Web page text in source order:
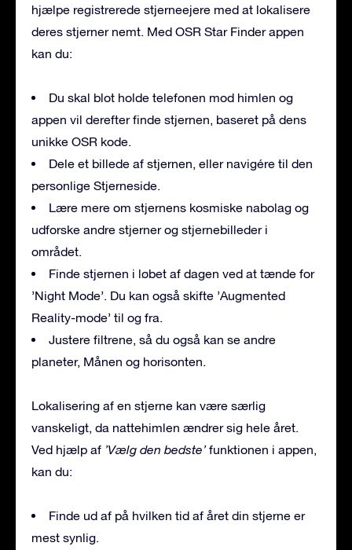
hjælpe registrerede stjerneejere med at lokalisere
deres stjerner nemt. Med OSR Star Finder appen
kan du:
Du skal blot holde telefonen mod himlen og
appen vil derefter finde stjernen, baseret på dens
unikke OSR kode.
Dele et billede af stjernen, eller navigére til den
personlige Stjerneside.
Lære mere om stjernens kosmiske nabolag og
udforske andre stjerner og stjernebilleder i
området.
Finde stjernen i løbet af dagen ved at tænde for
’Night Mode’. Du kan også skifte ’Augmented
Reality-mode’ til og fra.
Justere filtrene, så du også kan se andre
planeter, Månen og horisonten.
Lokalisering af en stjerne kan være særlig
vanskeligt, da nattehimlen ændrer sig hele året.
Ved hjælp af ’Vælg den bedste’funktionen i appen,
kan du:
Finde ud af på hvilken tid af året din stjerne er
mest synlig.